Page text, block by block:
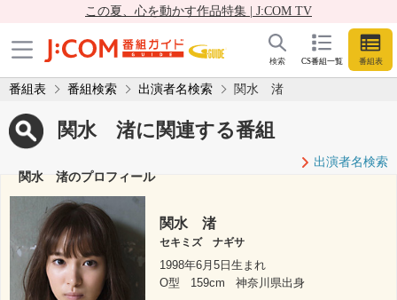
この夏、心を動かす作品特集 | J:COM TV
CS番組一覧 番組表
検索
番組表 番組検索 出演者名検索 関水 渚
関水 渚に関連する番組
出演者名検索
関水 渚のプロフィール
関水 渚
セキミズ ナギサ
1998年6月5日生まれ
O型
159cm
神奈川県出身